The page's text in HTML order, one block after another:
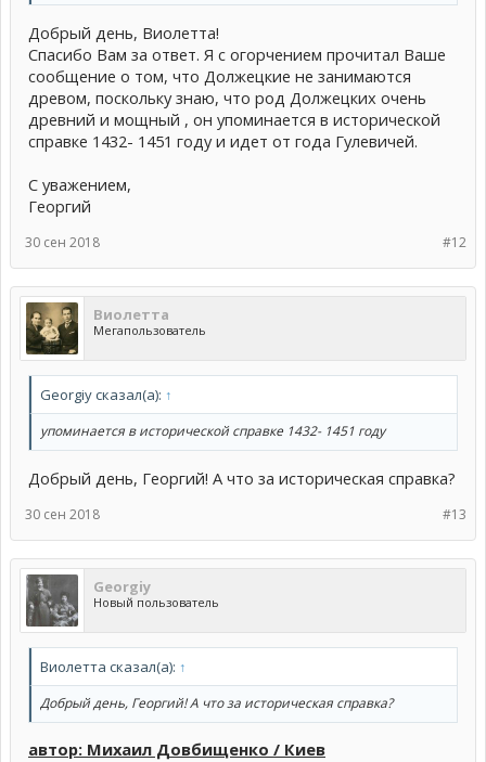
Добрый день, Виолетта!
Спасибо Вам за ответ. Я с огорчением прочитал Ваше
сообщение о том, что Должецкие не занимаются
древом, поскольку знаю, что род Должецких очень
древний и мощный , он упоминается в исторической
справке 1432- 1451 году и идет от года Гулевичей.
С уважением,
Георгий
#12
30 сен 2018
Виолетта
Мегапользователь
Georgiy сказал(а): ↑
упоминается в исторической справке 1432- 1451 году
Добрый день, Георгий! А что за историческая справка?
#13
30 сен 2018
Georgiy
Новый пользователь
Виолетта сказал(а): ↑
Добрый день, Георгий! А что за историческая справка?
автор: Михаил Довбищенко / Киев